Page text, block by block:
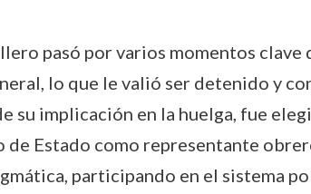
pasó por varios momentos clave
lo que le valió ser detenido y
su implicación en la huelga, fue
Estado como representante
participando en el sistema